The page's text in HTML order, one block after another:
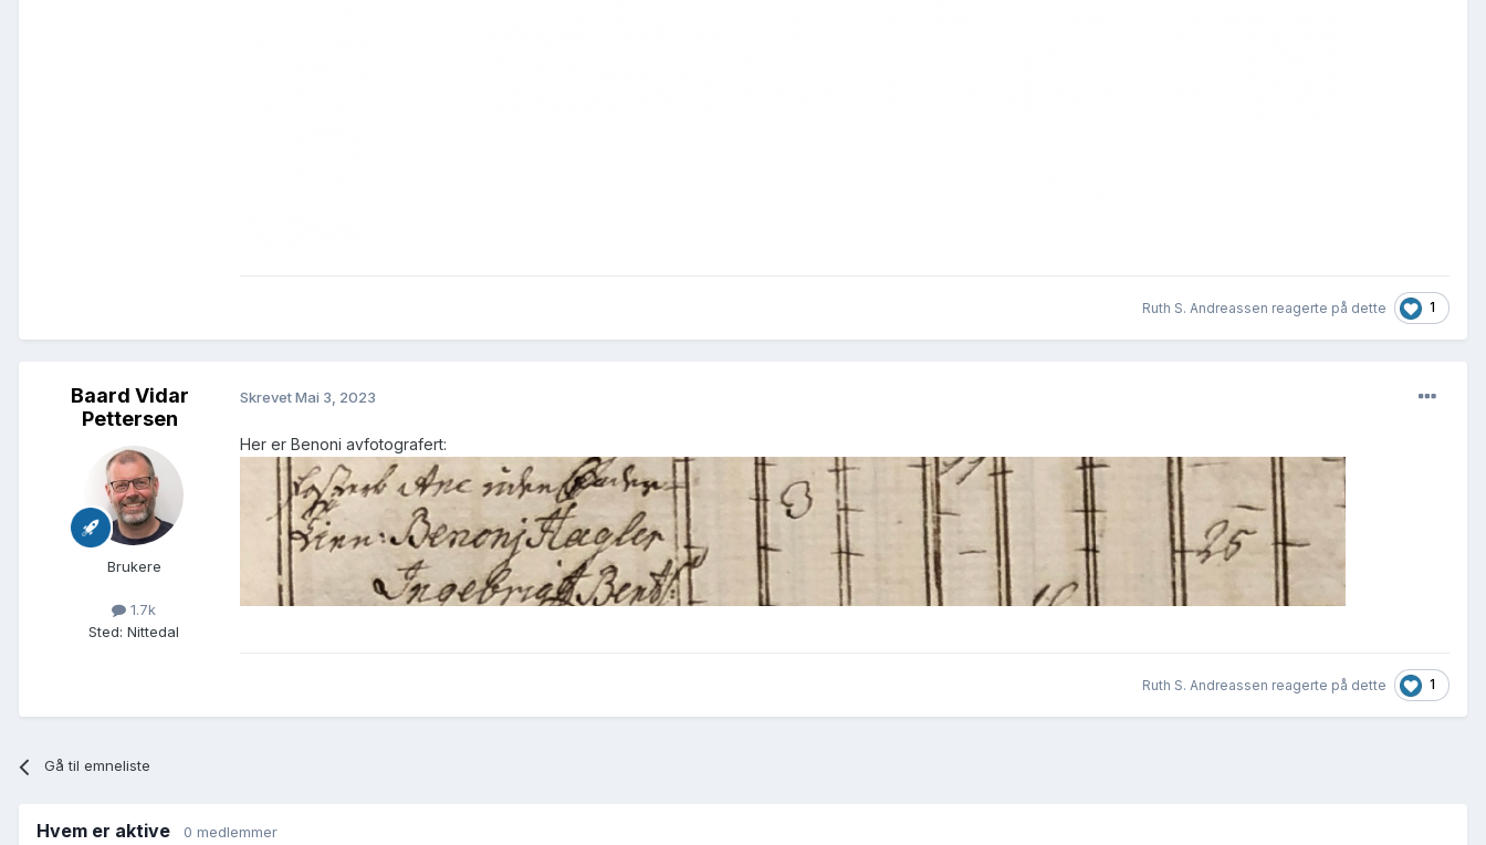
Ruth S. Andreassen reagerte på dette 1
Baard Vidar
Pettersen
Brukere
1.7k
Sted: Nittedal
SkrevetMai 3, 2023
Her er Benoni avfotografert:
Ruth S. Andreassen reagerte på dette 1
Gå til emneliste
Hvem er aktive 0 medlemmer